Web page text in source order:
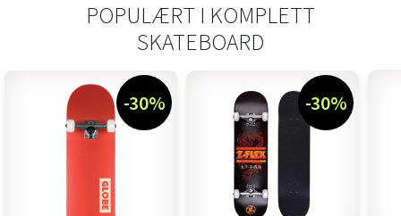
POPULÆRT I KOMPLETT
SKATEBOARD
-30% -30%